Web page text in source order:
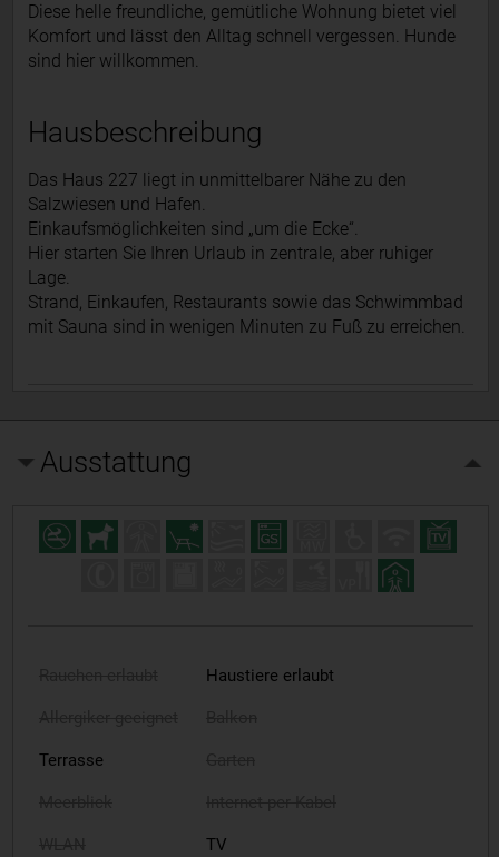
Diese helle freundliche, gemütliche Wohnung bietet viel
Komfort und lässt den Alltag schnell vergessen. Hunde
sind hier willkommen.
Hausbeschreibung
Das Haus 227 liegt in unmittelbarer Nähe zu den
Salzwiesen und Hafen.
Einkaufsmöglichkeiten sind „um die Ecke“.
Hier starten Sie Ihren Urlaub in zentrale, aber ruhiger
Lage.
Strand, Einkaufen, Restaurants sowie das Schwimmbad
mit Sauna sind in wenigen Minuten zu Fuß zu erreichen.
Ausstattung
Haustiere erlaubt
Terrasse
TV